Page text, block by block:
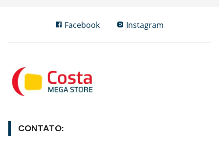
Facebook Instagram
CONTATO: